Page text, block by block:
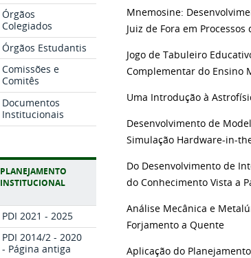
Órgãos
Colegiados
Órgãos Estudantis
Comissões e
Comitês
Documentos
Institucionais
PLANEJAMENTO
INSTITUCIONAL
PDI 2021 - 2025
PDI 2014/2 - 2020
- Página antiga
Mnemosine:
Juiz de Fora em
Jogo de Tabuleiro
Complementar do Ensino
Uma Introdução à
Desenvolvimento de
Simulação Hardware-in-
Do Desenvolvimento de
do Conhecimento Vista a
Análise Mecânica e
Forjamento a Quente
Aplicação do